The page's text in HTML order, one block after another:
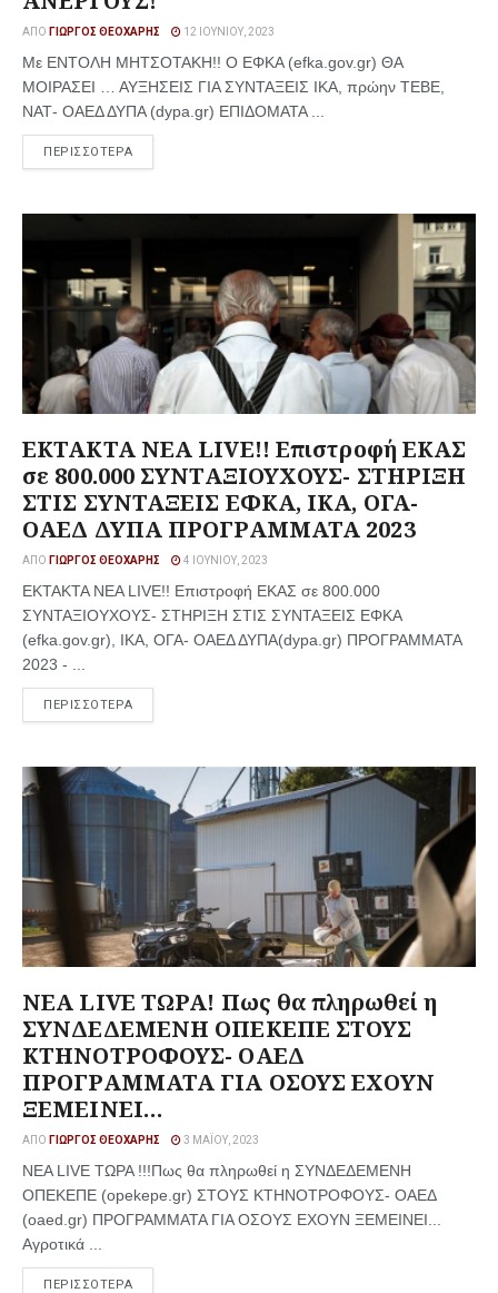
ΑΠΌ ΓΙΏΡΓΟΣ ΘΕΟΧΆΡΗΣ 12 ΙΟΥΝΊΟΥ, 2023
Με ΕΝΤΟΛΗ ΜΗΤΣΟΤΑΚΗ!! Ο ΕΦΚΑ (efka.gov.gr) ΘΑ
ΜΟΙΡΑΣΕΙ … ΑΥΞΗΣΕΙΣ ΓΙΑ ΣΥΝΤΑΞΕΙΣ ΙΚΑ, πρώην ΤΕΒΕ,
ΝΑΤ- ΟΑΕΔ ΔΥΠΑ (dypa.gr) ΕΠΙΔΟΜΑΤΑ ...
ΠΕΡΙΣΣΟΤΕΡΑ
ΕΚΤΑΚΤΑ ΝΕΑ LIVE!! Επιστροφή ΕΚΑΣ
σε 800.000 ΣΥΝΤΑΞΙΟΥΧΟΥΣ- ΣΤΗΡΙΞΗ
ΣΤΙΣ ΣΥΝΤΑΞΕΙΣ ΕΦΚΑ, ΙΚΑ, ΟΓΑ-
ΟΑΕΔ ΔΥΠΑ ΠΡΟΓΡΑΜΜΑΤΑ 2023
ΑΠΌ ΓΙΏΡΓΟΣ ΘΕΟΧΆΡΗΣ 4 ΙΟΥΝΊΟΥ, 2023
ΕΚΤΑΚΤΑ ΝΕΑ LIVE!! Επιστροφή ΕΚΑΣ σε 800.000
ΣΥΝΤΑΞΙΟΥΧΟΥΣ- ΣΤΗΡΙΞΗ ΣΤΙΣ ΣΥΝΤΑΞΕΙΣ ΕΦΚΑ
(efka.gov.gr), ΙΚΑ, ΟΓΑ- ΟΑΕΔ ΔΥΠΑ(dypa.gr) ΠΡΟΓΡΑΜΜΑΤΑ
2023 - ...
ΠΕΡΙΣΣΟΤΕΡΑ
ΝΕΑ LIVE ΤΩΡΑ! Πως θα πληρωθεί η
ΣΥΝΔΕΔΕΜΕΝΗ ΟΠΕΚΕΠΕ ΣΤΟΥΣ
ΚΤΗΝΟΤΡΟΦΟΥΣ- ΟΑΕΔ
ΠΡΟΓΡΑΜΜΑΤΑ ΓΙΑ ΟΣΟΥΣ ΕΧΟΥΝ
ΞΕΜΕΙΝΕΙ…
ΑΠΌ ΓΙΏΡΓΟΣ ΘΕΟΧΆΡΗΣ 3 ΜΑΪ́ΟΥ, 2023
ΝΕΑ LIVE ΤΩΡΑ !!!Πως θα πληρωθεί η ΣΥΝΔΕΔΕΜΕΝΗ
ΟΠΕΚΕΠΕ (opekepe.gr) ΣΤΟΥΣ ΚΤΗΝΟΤΡΟΦΟΥΣ- ΟΑΕΔ
(oaed.gr) ΠΡΟΓΡΑΜΜΑΤΑ ΓΙΑ ΟΣΟΥΣ ΕΧΟΥΝ ΞΕΜΕΙΝΕΙ...
Αγροτικά ...
ΠΕΡΙΣΣΟΤΕΡΑ